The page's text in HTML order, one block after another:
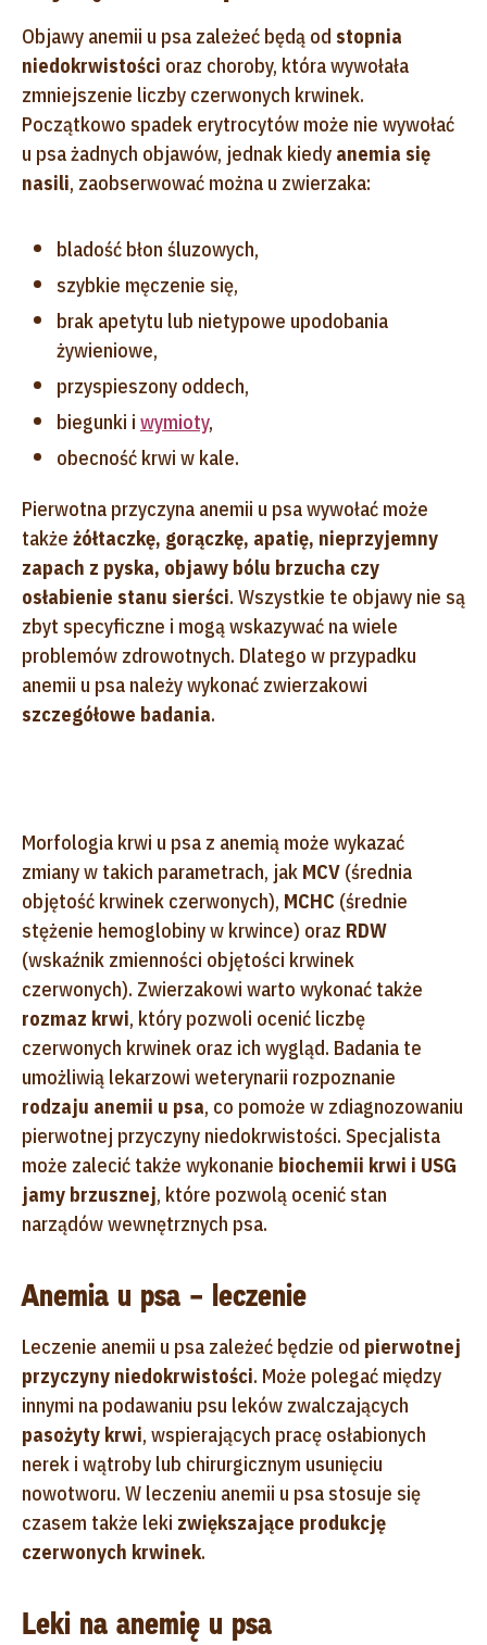
Objawy anemii u psa zależeć będą od stopnia
niedokrwistości oraz choroby, która wywołała
zmniejszenie liczby czerwonych krwinek.
Początkowo spadek erytrocytów może nie wywołać
u psa żadnych objawów, jednak kiedy anemia się
nasili, zaobserwować można u zwierzaka:
bladość błon śluzowych,
szybkie męczenie się,
brak apetytu lub nietypowe upodobania
żywieniowe,
przyspieszony oddech,
biegunki i wymioty,
obecność krwi w kale.
Pierwotna przyczyna anemii u psa wywołać może
także żółtaczkę, gorączkę, apatię, nieprzyjemny
zapach z pyska, objawy bólu brzucha czy
osłabienie stanu sierści. Wszystkie te objawy nie są
zbyt specyficzne i mogą wskazywać na wiele
problemów zdrowotnych. Dlatego w przypadku
anemii u psa należy wykonać zwierzakowi
szczegółowe badania.
Morfologia krwi u psa z anemią może wykazać
zmiany w takich parametrach, jak MCV (średnia
objętość krwinek czerwonych), MCHC (średnie
stężenie hemoglobiny w krwince) oraz RDW
(wskaźnik zmienności objętości krwinek
czerwonych). Zwierzakowi warto wykonać także
rozmaz krwi, który pozwoli ocenić liczbę
czerwonych krwinek oraz ich wygląd. Badania te
umożliwią lekarzowi weterynarii rozpoznanie
rodzaju anemii u psa, co pomoże w zdiagnozowaniu
pierwotnej przyczyny niedokrwistości. Specjalista
może zalecić także wykonanie biochemii krwi i USG
jamy brzusznej, które pozwolą ocenić stan
narządów wewnętrznych psa.
Anemia u psa – leczenie
Leczenie anemii u psa zależeć będzie od pierwotnej
przyczyny niedokrwistości. Może polegać między
innymi na podawaniu psu leków zwalczających
pasożyty krwi, wspierających pracę osłabionych
nerek i wątroby lub chirurgicznym usunięciu
nowotworu. W leczeniu anemii u psa stosuje się
czasem także leki zwiększające produkcję
czerwonych krwinek.
Leki na anemię u psa